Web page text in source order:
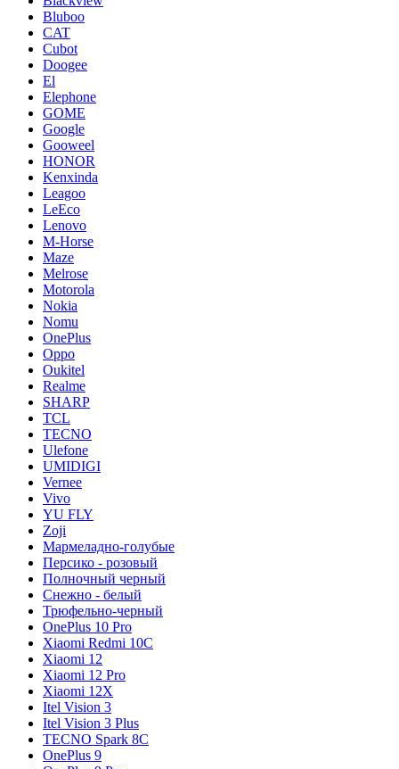
Bluboo
CAT
Cubot
Doogee
El
Elephone
GOME
Google
Gooweel
HONOR
Kenxinda
Leagoo
LeEco
Lenovo
M-Horse
Maze
Melrose
Motorola
Nokia
Nomu
OnePlus
Oppo
Oukitel
Realme
SHARP
TCL
TECNO
Ulefone
UMIDIGI
Vernee
Vivo
YU FLY
Zoji
Мармеладно-голубые
Персико - розовый
Полночный черный
Снежно - белый
Трюфельно-черный
OnePlus 10 Pro
Xiaomi Redmi 10C
Xiaomi 12
Xiaomi 12 Pro
Xiaomi 12X
Itel Vision 3
Itel Vision 3 Plus
TECNO Spark 8C
OnePlus 9